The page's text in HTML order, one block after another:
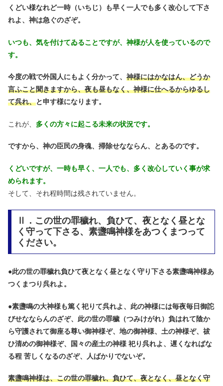
くどい様なれど一時（いちじ）も早く一人でも多く改心して下さ
れよ、神は急ぐのざぞ。
いつも、気を付けてゐることですが、神様が人を使っているので
す。
今度の戦で外国人にもよく分かって、 神様にはかなはん、どうか
言ふこと聞きますから、夜も昼もなく、神様に仕へるからゆるし
て呉れ、と申す様になります。
これが、 多くの方々に起こる未来の状況です。
ですから、神の臣民の身魂、掃除せなならん、とあるのです。
くどいですが、一時も早く、一人でも、多く改心していく事が求
められます。
そして、それ程時間は残されていません。
Ⅱ．この世の罪穢れ、負ひて、夜となく昼とな
く守って下さる、素盞鳴神様をあつくまつって
ください。
●此の世の罪穢れ負ひて夜となく昼となく守り下さる素盞鳴神様あ
つくまつり呉れよ。
●素盞鳴の大神様も篤く祀りて呉れよ、此の神様には毎夜毎日御詑
びせなならんのざぞ、此の世の罪穢（つみけがれ）負はれて陰か
ら守護されて御座る尊い御神様ぞ、地の御神様、土の神様ぞ、祓
ひ清めの御神様ぞ、国々の産土の神様 祀り呉れよ、遅くなればな
る程 苦しくなるのざぞ、人ばかりでないぞ。
素盞鳴神様は、この世の罪穢れ、負ひて、夜となく、昼となく守